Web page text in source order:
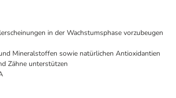
in der Wachstumsphase vorzubeugen
Mineralstoffen sowie natürlichen Antioxidantien
Zähne unterstützen